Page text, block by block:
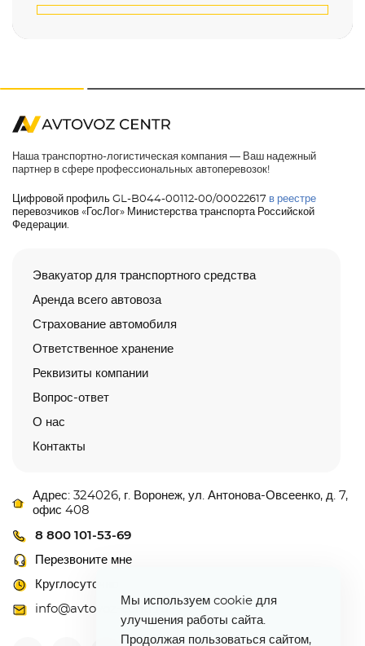
Наша транспортно-логистическая компания — Ваш надежный
партнер в сфере профессиональных автоперевозок!
Цифровой профиль GL-B044-00112-00/00022617 в реестре
перевозчиков «ГосЛог» Министерства транспорта Российской
Федерации.
Эвакуатор для транспортного средства
Аренда всего автовоза
Страхование автомобиля
Ответственное хранение
Реквизиты компании
Вопрос-ответ
О нас
Контакты
Адрес: 324026, г. Воронеж, ул. Антонова-Овсеенко, д. 7,
офис 408
8 800 101-53-69
Перезвоните мне
Круглосуточно
info@avtovoz-centr.ru
Мы используем cookie для
улучшения работы сайта.
Продолжая пользоваться сайтом,